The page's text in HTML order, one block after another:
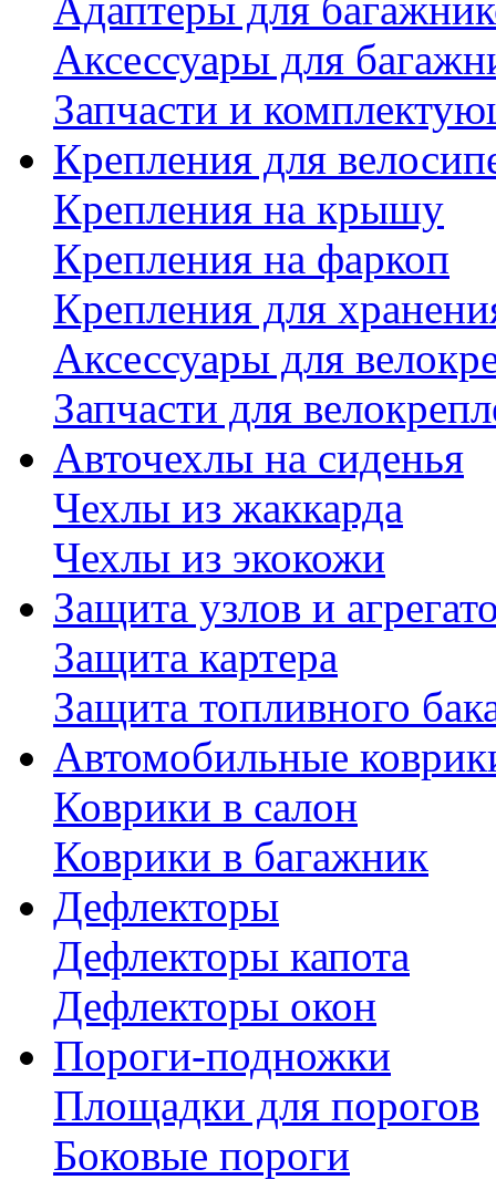
Аксессуары для
Запчасти и
Крепления для
Крепления на крышу
Крепления на фаркоп
Крепления для
Аксессуары для
Запчасти для
Авточехлы на сиденья
Чехлы из жаккарда
Чехлы из экокожи
Защита узлов и
Защита картера
Защита топливного
Автомобильные
Коврики в салон
Коврики в багажник
Дефлекторы
Дефлекторы капота
Дефлекторы окон
Пороги-подножки
Площадки для порогов
Боковые пороги